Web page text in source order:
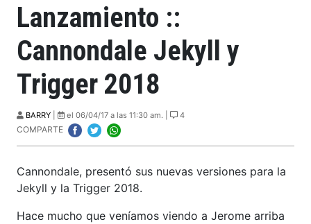
Lanzamiento ::
Cannondale Jekyll y
Trigger 2018
BARRY el 06/04/17 a las 11:30 am. | 4
COMPARTE
Cannondale, presentó sus nuevas versiones para la
Jekyll y la Trigger 2018.
Hace mucho que veníamos viendo a Jerome arriba